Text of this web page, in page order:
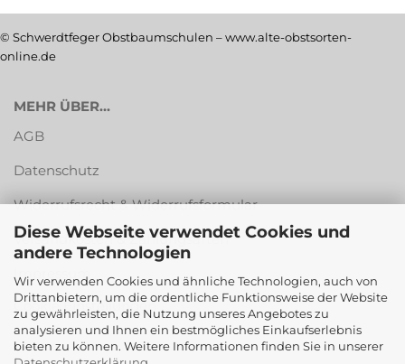
Diese Webseite verwendet Cookies und
andere Technologien
Wir verwenden Cookies und ähnliche Technologien, auch von
Drittanbietern, um die ordentliche Funktionsweise der Website
zu gewährleisten, die Nutzung unseres Angebotes zu
analysieren und Ihnen ein bestmögliches Einkaufserlebnis
bieten zu können. Weitere Informationen finden Sie in unserer
© Schwerdtfeger Obstbaumschulen – www.alte-obstsorten-
online.de
MEHR ÜBER...
AGB
Datenschutz
Widerrufsrecht & Widerrufsformular
Versandkosten & Zahlungsarten
Impressum
Cookie Einstellungen